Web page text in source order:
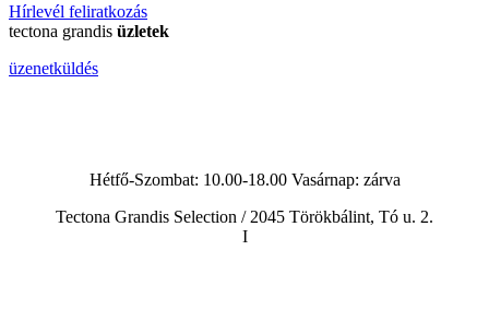
Hírlevél feliratkozás
tectona grandis üzletek
üzenetküldés
Hétfő-Szombat: 10.00-18.00 Vasárnap: zárva
Tectona Grandis Selection / 2045 Törökbálint, Tó u. 2.
I